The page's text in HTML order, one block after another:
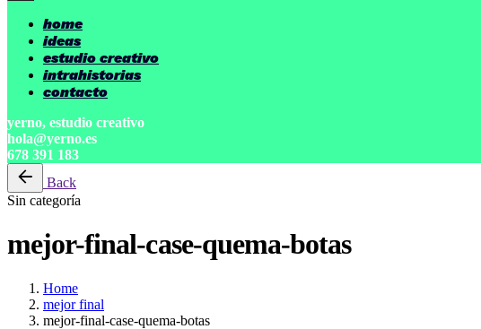
home
ideas
estudio creativo
intrahistorias
contacto
yerno, estudio creativo
hola@yerno.es
678 391 183
Back
Sin categoría
mejor-final-case-quema-botas
Home
mejor final
mejor-final-case-quema-botas